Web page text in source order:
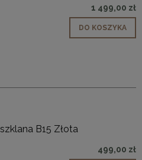
1 499,00 zł
DO KOSZYKA
B15 Złota
499,00 zł